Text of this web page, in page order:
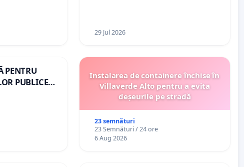
29 Jul 2026
PENTRU
PUBLICE
ROMÂNIA
Instalarea de containere închise în
Villaverde Alto pentru a evita
deșeurile pe stradă
23 semnături
23 Semnături / 24 ore
6 Aug 2026